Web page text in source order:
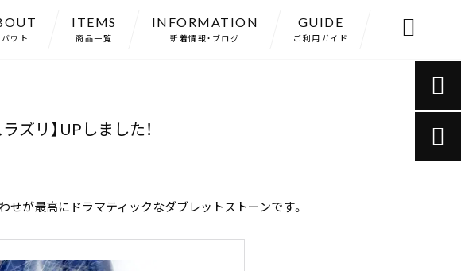
ウト
ITEMS
商品一覧
INFORMATION
新着情報・ブログ
GUIDE
ご利用ガイド 
ズリ】UPしました！
が最高にドラマティックなダブレットストーンです。

